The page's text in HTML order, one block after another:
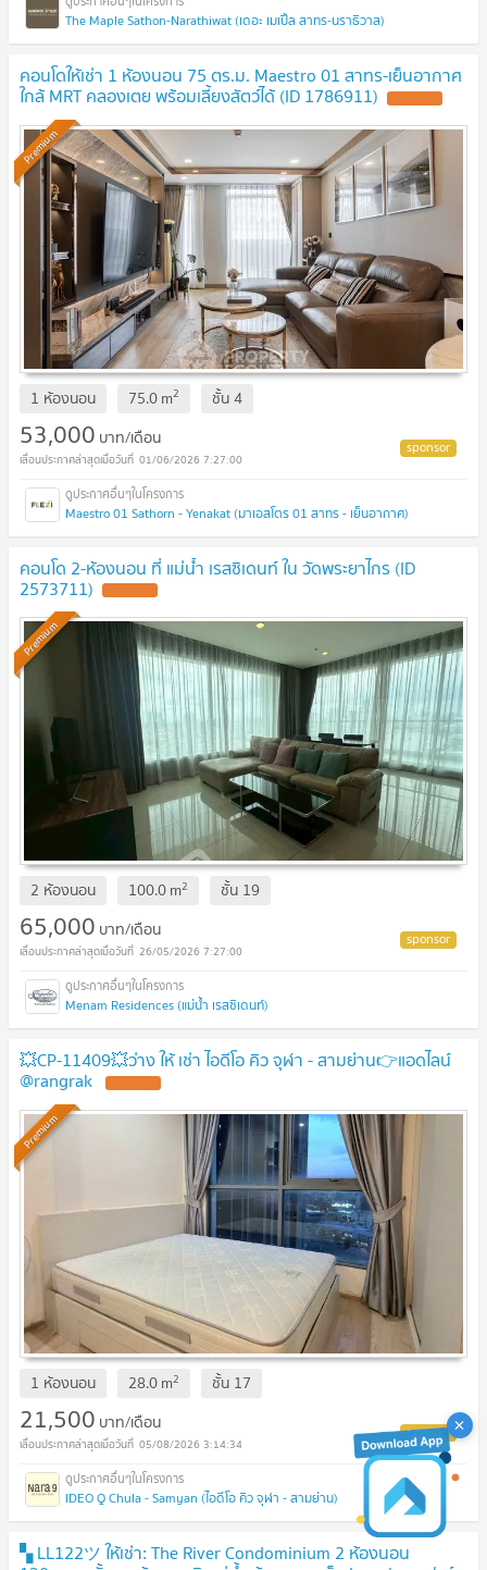
The Maple Sathon-Narathiwat (เดอะ เมเปิ้ล สาทร-นราธิวาส)
คอนโดให้เช่า 1 ห้องนอน 75 ตร.ม. Maestro 01 สาทร-เย็นอากาศ
ใกล้ MRT คลองเตย พร้อมเลี้ยงสัตว์ได้ (ID 1786911)
Premium
1 ห้องนอน 75.0m2 ชั้น4
53,000 บาท/เดือน
01/06/2026 7:27:00
Maestro 01 Sathorn - Yenakat (มาเอสโตร 01 สาทร - เย็นอากาศ)
คอนโด 2-ห้องนอน ที่ แม่น้ำ เรสซิเดนท์ ใน วัดพระยาไกร (ID
2573711)
Premium
2 ห้องนอน 100.0m2 ชั้น 19
65,000 บาท/เดือน
26/05/2026 7:27:00
Menam Residences (แม่น้ำ เรสซิเดนท์)
💥CP-11409💥ว่าง ให้ เช่า ไอดีโอ คิว จุฬา - สามย่าน👉แอดไลน์
@rangrak
Premium
1 ห้องนอน 28.0m2 ชั้น 17
21,500 บาท/เดือน
05/08/2026 3:14:34
IDEO Q Chula - Samyan (ไอดีโอ คิว จุฬา - สามย่าน)
▚ LL122ツ ให้เช่า: The River Condominium 2 ห้องนอน